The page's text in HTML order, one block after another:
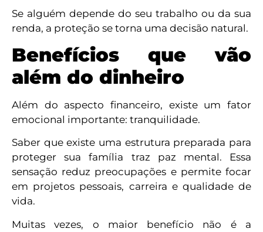
Se alguém depende do seu trabalho ou da sua
renda, a proteção se torna uma decisão natural.
Benefícios que vão
além do dinheiro
Além do aspecto financeiro, existe um fator
emocional importante: tranquilidade.
Saber que existe uma estrutura preparada para
proteger sua família traz paz mental. Essa
sensação reduz preocupações e permite focar
em projetos pessoais, carreira e qualidade de
vida.
Muitas vezes, o maior benefício não é a